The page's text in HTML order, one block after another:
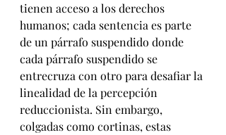
tienen acceso a los derechos
humanos; cada sentencia es parte
de un párrafo suspendido donde
cada párrafo suspendido se
entrecruza con otro para desafiar la
linealidad de la percepción
reduccionista. Sin embargo,
colgadas como cortinas, estas